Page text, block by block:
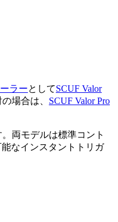
ラーとしてSCUF Valor
場合は、 SCUF Valor Pro
両モデルは標準コント
なインスタントトリガ